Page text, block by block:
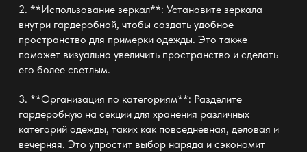
2. **Использование зеркал**: Установите зеркала
внутри гардеробной, чтобы создать удобное
пространство для примерки одежды. Это также
поможет визуально увеличить пространство и сделать
его более светлым.
3. **Организация по категориям**: Разделите
гардеробную на секции для хранения различных
категорий одежды, таких как повседневная, деловая и
вечерняя. Это упростит выбор наряда и сэкономит